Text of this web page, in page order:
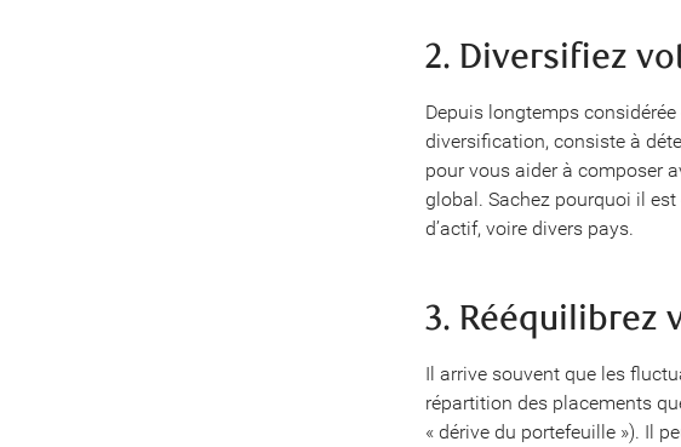
2. Diversifiez
Depuis longtemps
diversification, consiste à
pour vous aider à composer
global. Sachez pourquoi il est
d’actif, voire divers pays.
3. Rééquilibrez
Il arrive souvent que les
répartition des placements
« dérive du portefeuille »). Il